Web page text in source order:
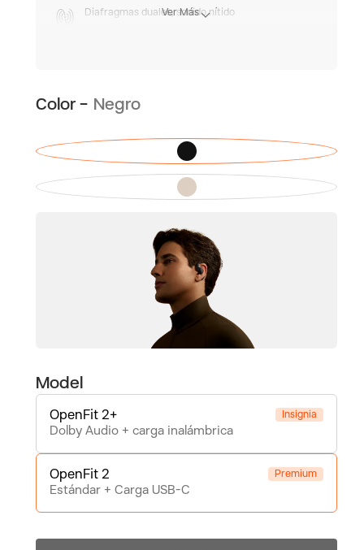
Diafragmas duales, sonido nítido
Ver Más
Color - Negro
Model
OpenFit 2+
Dolby Audio + carga inalámbrica
Insignia
OpenFit 2
Estándar + Carga USB-C
Premium